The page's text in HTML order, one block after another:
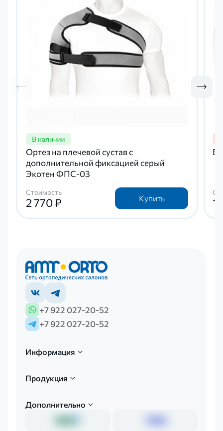
Ортез на плечевой сустав с
дополнительной фиксацией серый
Экотен ФПС-03
Стоимость
2 770 ₽ Купить 1
+7 922 027-20-52
+7 922 027-20-52
Информация
Продукция
Дополнительно